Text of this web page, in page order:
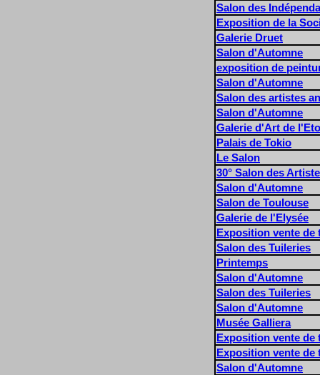
Salon des
Exposition de la
Galerie Druet
Salon d'Automne
exposition de
Salon d'Automne
Salon des artistes
Salon d'Automne
Galerie d'Art de
Palais de Tokio
Le Salon
30° Salon des
Salon d'Automne
Salon de Toulouse
Galerie de l'Elysée
Exposition vente de
Salon des Tuileries
Printemps
Salon d'Automne
Salon des Tuileries
Salon d'Automne
Musée Galliera
Exposition vente de
Exposition vente de
Salon d'Automne